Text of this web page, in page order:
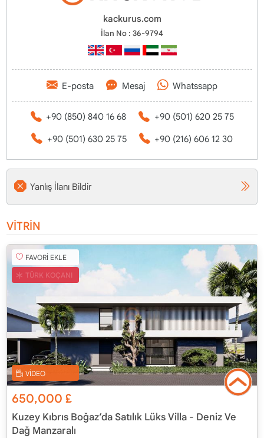
kackurus.com
İlan No : 36-9794
E-posta Mesaj Whatssapp
+90 (850) 840 16 68 +90 (501) 620 25 75
+90 (501) 630 25 75 +90 (216) 606 12 30
Yanlış İlanı Bildir
VİTRİN
FAVORİ EKLE
TÜRK KOÇANI
VİDEO
650,000 £
Kuzey Kıbrıs Boğaz’da Satılık Lüks Villa - Deniz Ve
Dağ Manzaralı